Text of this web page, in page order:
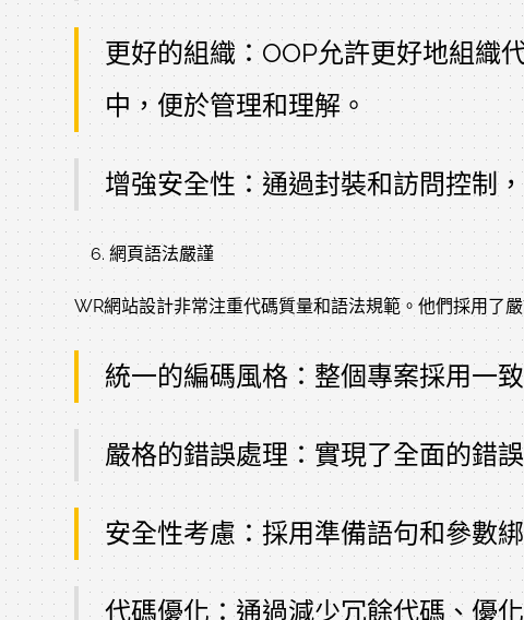
更好的組織：OOP允許更好地組織
中，便於管理和理解。
增強安全性：通過封裝和訪問控制
網頁語法嚴謹
WR網站設計非常注重代碼質量和語法規範。他們採用了
統一的編碼風格：整個專案採用一
嚴格的錯誤處理：實現了全面的錯
安全性考慮：採用準備語句和參數
代碼優化：通過減少冗餘代碼、優